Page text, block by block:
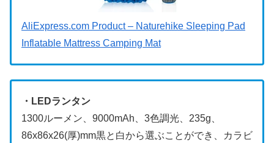
AliExpress.com Product – Naturehike Sleeping Pad
Inflatable Mattress Camping Mat
・LEDランタン
1300ルーメン、9000mAh、3色調光、235g、
86x86x26(厚)mm黒と白から選ぶことができ、カラビ